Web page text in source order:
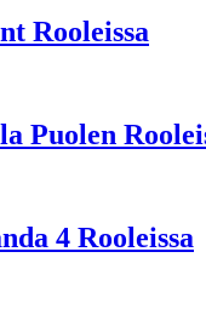
Rooleissa
Puolen
4 Rooleissa